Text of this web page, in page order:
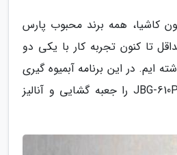
کاشیا، همه برند محبوب پارس
تا کنون تجربه کار با یکی دو
ایم. در این برنامه آبمیوه گیری
3 کاره پارس خزر مدل JBG-610P را جعبه گشایی و آنالیز